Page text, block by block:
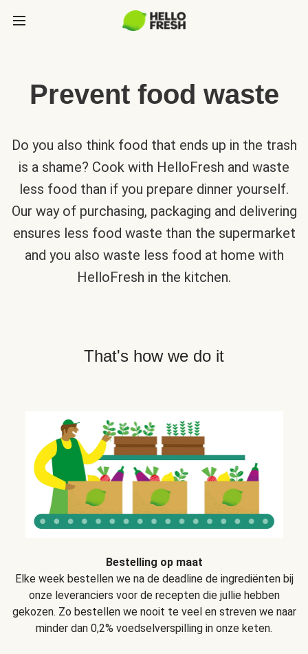
Prevent food waste
Do you also think food that ends up in the trash
is a shame? Cook with HelloFresh and waste
less food than if you prepare dinner yourself.
Our way of purchasing, packaging and delivering
ensures less food waste than the supermarket
and you also waste less food at home with
HelloFresh in the kitchen.
That's how we do it
Bestelling op maat
Elke week bestellen we na de deadline de ingrediënten bij
onze leveranciers voor de recepten die jullie hebben
gekozen. Zo bestellen we nooit te veel en streven we naar
minder dan 0,2% voedselverspilling in onze keten.